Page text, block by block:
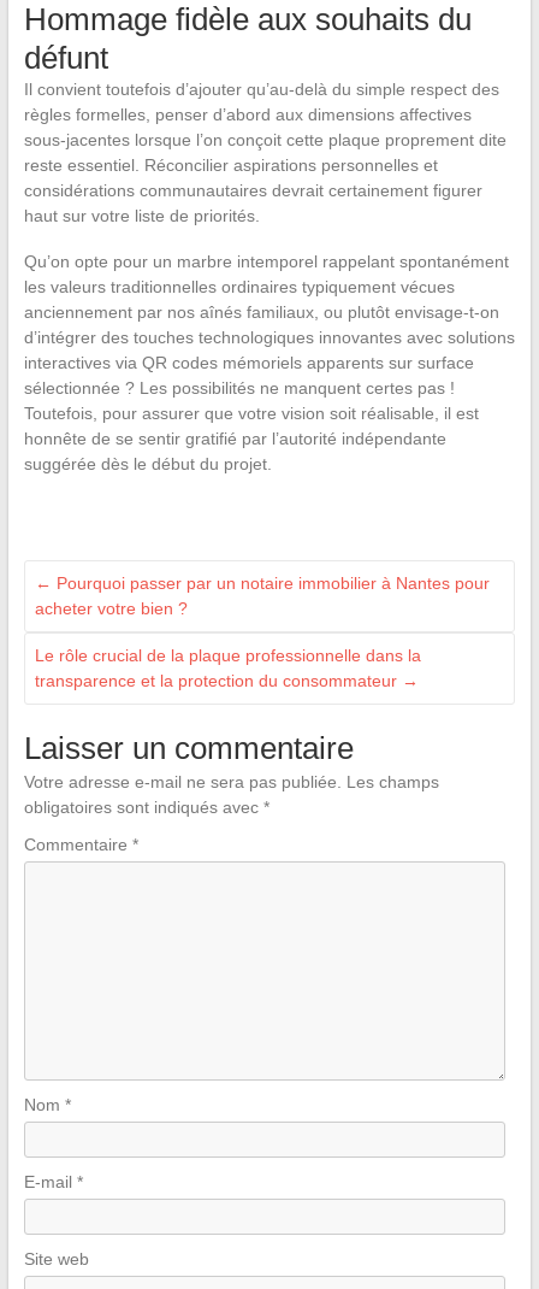
Hommage fidèle aux souhaits du
défunt
Il convient toutefois d’ajouter qu’au-delà du simple respect des
règles formelles, penser d’abord aux dimensions affectives
sous-jacentes lorsque l’on conçoit cette plaque proprement dite
reste essentiel. Réconcilier aspirations personnelles et
considérations communautaires devrait certainement figurer
haut sur votre liste de priorités.
Qu’on opte pour un marbre intemporel rappelant spontanément
les valeurs traditionnelles ordinaires typiquement vécues
anciennement par nos aînés familiaux, ou plutôt envisage-t-on
d’intégrer des touches technologiques innovantes avec solutions
interactives via QR codes mémoriels apparents sur surface
sélectionnée ? Les possibilités ne manquent certes pas !
Toutefois, pour assurer que votre vision soit réalisable, il est
honnête de se sentir gratifié par l’autorité indépendante
suggérée dès le début du projet.
← Pourquoi passer par un notaire immobilier à Nantes pour
acheter votre bien ?
Le rôle crucial de la plaque professionnelle dans la
transparence et la protection du consommateur →
Laisser un commentaire
Votre adresse e-mail ne sera pas publiée. Les champs
obligatoires sont indiqués avec *
Commentaire *
Nom *
E-mail *
Site web